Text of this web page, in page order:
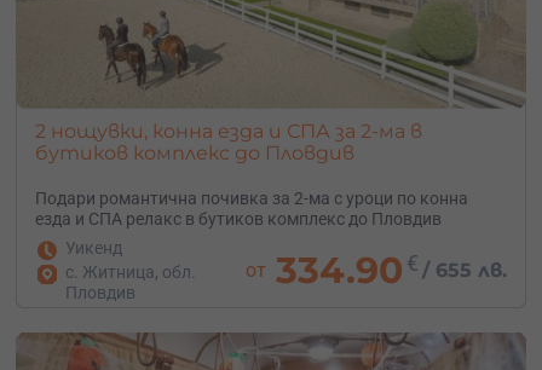
2 нощувки, конна езда и СПА за 2-ма в
бутиков комплекс до Пловдив
Подари романтична почивка за 2-ма с уроци по конна
езда и СПА релакс в бутиков комплекс до Пловдив
Уикенд
с. Житница, обл.
Пловдив
от 334.90 € /655 лв.